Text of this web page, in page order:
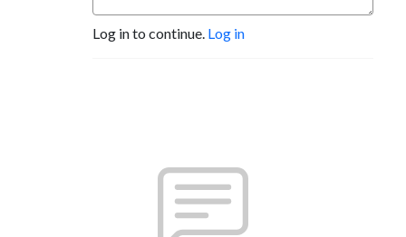
Log in to continue. Log in